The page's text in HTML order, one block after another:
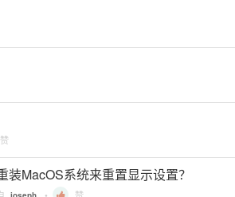
赞
MacOS系统来重置显示设置？